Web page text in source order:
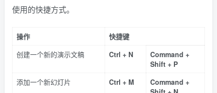
使用的快捷方式。
操作
快捷键
创建一个新的演示文稿
Ctrl + N
Command +
Shift + P
添加一个新幻灯片
Ctrl + M
Command +